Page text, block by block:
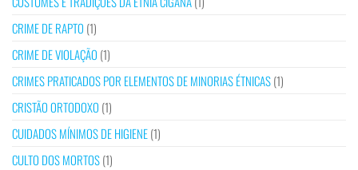
CRIME DE RAPTO (1)
CRIME DE VIOLAÇÃO (1)
CRIMES PRATICADOS POR ELEMENTOS DE MINORIAS ÉTNICAS(1)
CRISTÃO ORTODOXO (1)
CUIDADOS MÍNIMOS DE HIGIENE(1)
CULTO DOS MORTOS(1)